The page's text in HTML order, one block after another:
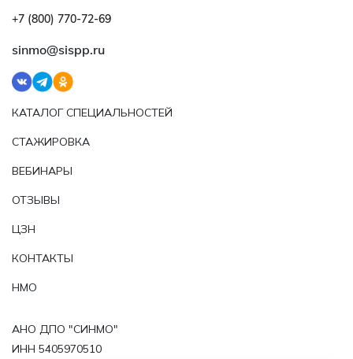
+7 (800) 770‑72‑69
sinmo@sispp.ru
КАТАЛОГ СПЕЦИАЛЬНОСТЕЙ
СТАЖИРОВКА
ВЕБИНАРЫ
ОТЗЫВЫ
ЦЗН
КОНТАКТЫ
НМО
АНО ДПО "СИНМО"
ИНН 5405970510